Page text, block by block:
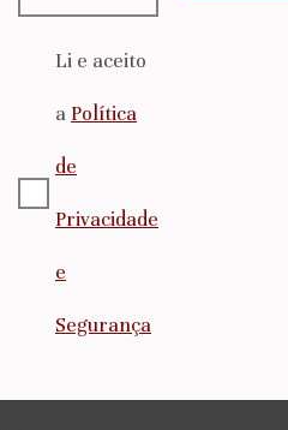
Li e aceito
a Política
de
Privacidade
e
Segurança